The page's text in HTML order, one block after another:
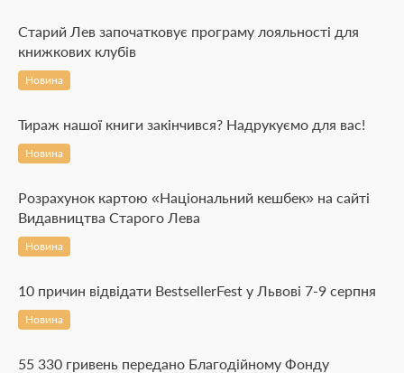
Старий Лев започатковує програму лояльності для
книжкових клубів
Новина
Тираж нашої книги закінчився? Надрукуємо для вас!
Новина
Розрахунок картою «Національний кешбек» на сайті
Видавництва Старого Лева
Новина
10 причин відвідати BestsellerFest у Львові 7-9 серпня
Новина
55 330 гривень передано Благодійному Фонду